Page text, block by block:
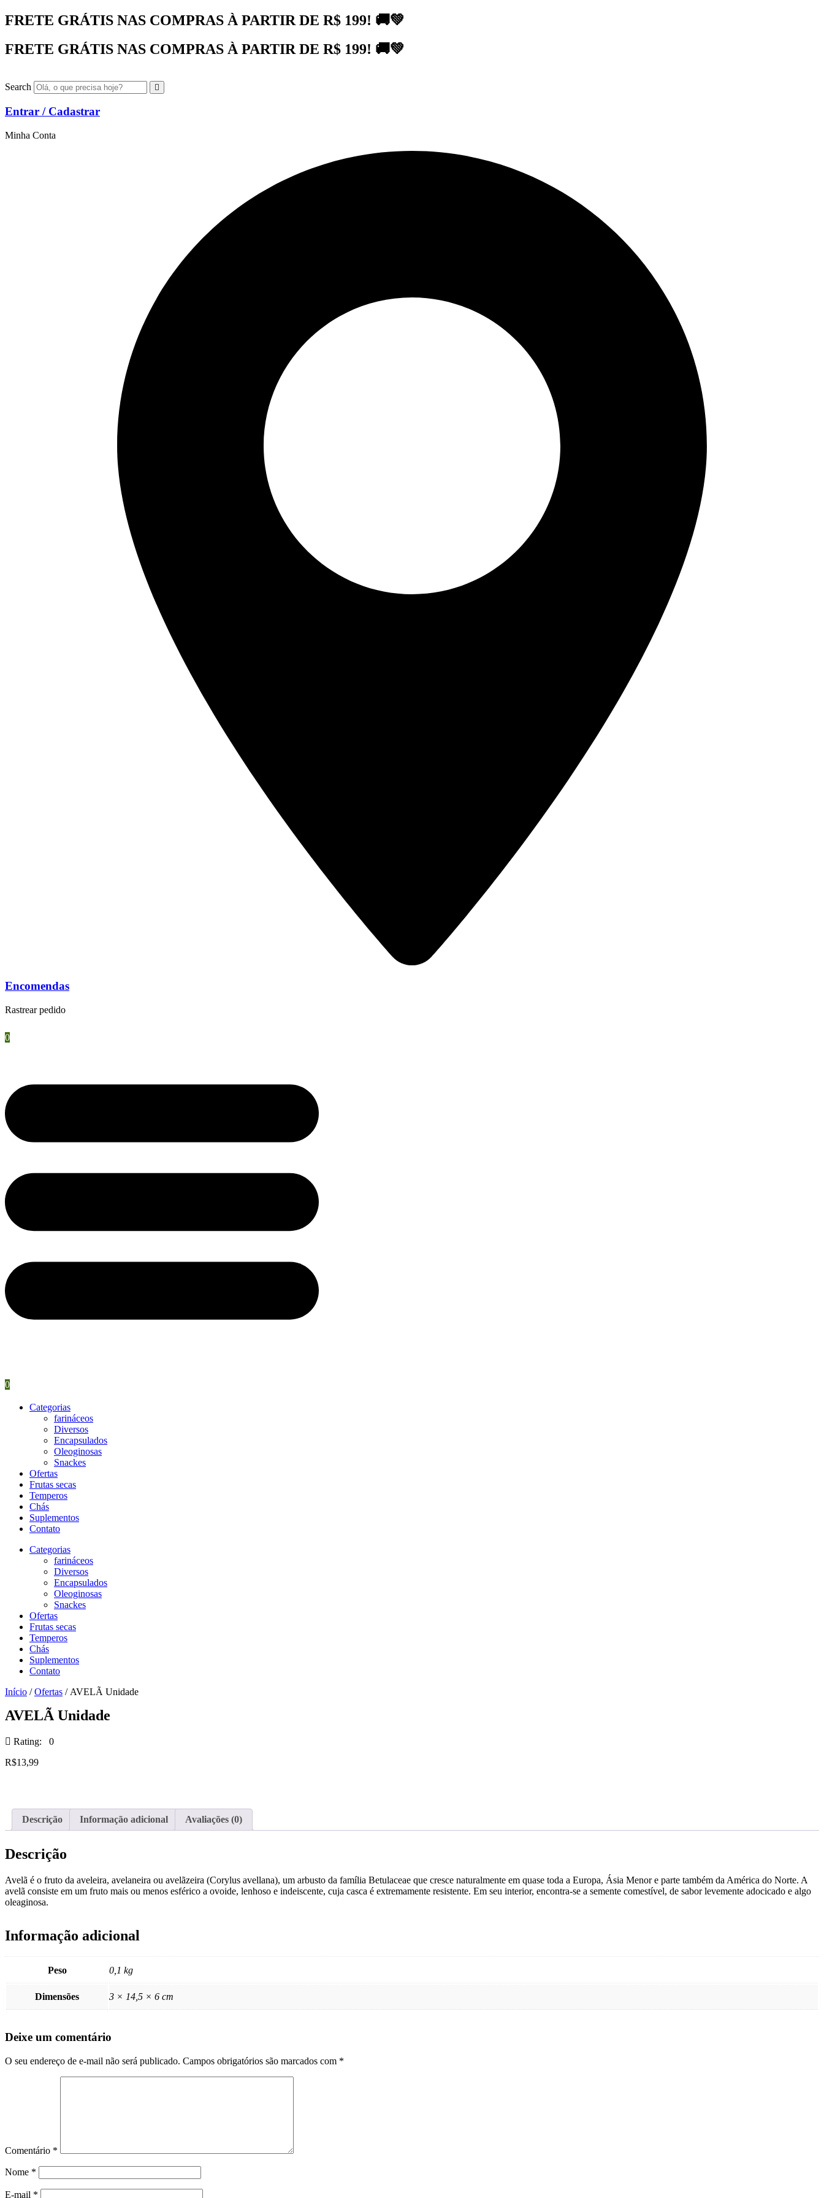
Ir
para
conteúdo
FRETE GRÁTIS NAS COMPRAS À PARTIR DE R$ 199! 🚚💚
FRETE GRÁTIS NAS COMPRAS À PARTIR DE R$ 199! 🚚💚
Search
Entrar / Cadastrar
Minha Conta
Encomendas
Rastrear pedido
0
0
Categorias
farináceos
Diversos
Encapsulados
Oleoginosas
Snackes
Ofertas
Frutas secas
Temperos
Chás
Suplementos
Contato
Categorias
farináceos
Diversos
Encapsulados
Oleoginosas
Snackes
Ofertas
Frutas secas
Temperos
Chás
Suplementos
Contato
Início /Ofertas / AVELÃ Unidade
AVELÃ Unidade
Rating: 0
R$13,99
Descrição Informação adicional Avaliações (0)
Descrição
Avelã é o fruto da aveleira, avelaneira ou avelãzeira (Corylus avellana), um arbusto da família Betulaceae que cresce naturalmente em quase toda a Europa, Ásia Menor e parte também da América do Norte. A
avelã consiste em um fruto mais ou menos esférico a ovoide, lenhoso e indeiscente, cuja casca é extremamente resistente. Em seu interior, encontra-se a semente comestível, de sabor levemente adocicado e algo
oleaginosa.
Informação adicional
Peso 0,1 kg
Dimensões 3 × 14,5 × 6 cm
Deixe um comentário
O seu endereço de e-mail não será publicado. Campos obrigatórios são marcados com *
Comentário *
Nome *
E-mail *